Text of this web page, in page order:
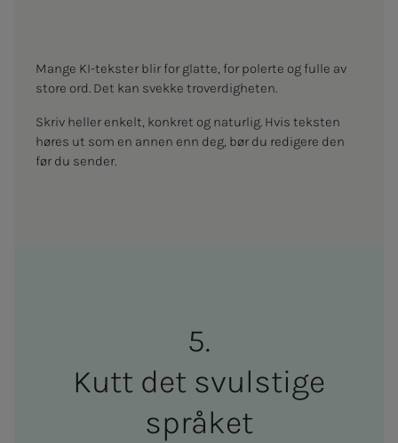
Kutt det svul­stige
språket
Mange KI-tekster blir for glatte, for polerte og fulle av
store ord. Det kan svekke troverdigheten.
Skriv heller enkelt, konkret og naturlig. Hvis teksten
høres ut som en annen enn deg, bør du redigere den
før du sender.